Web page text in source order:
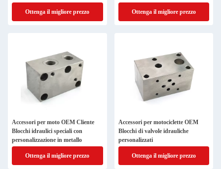
Ottenga il migliore prezzo
metalli Parti
Ottenga il migliore prezzo
Accessori per moto OEM Cliente
Blocchi idraulici speciali con
personalizzazione in metallo
Ottenga il migliore prezzo
Accessori per motociclette OEM
Blocchi di valvole idrauliche
personalizzati
Ottenga il migliore prezzo